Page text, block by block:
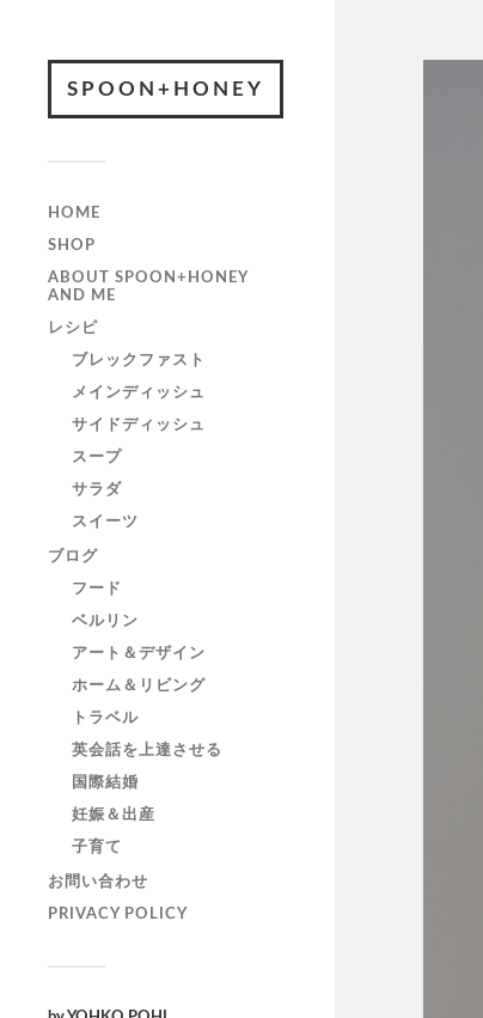
SPOON+HONEY
HOME
SHOP
ABOUT SPOON+HONEY
AND ME
レシピ
ブレックファスト
メインディッシュ
サイドディッシュ
スープ
サラダ
スイーツ
ブログ
フード
ベルリン
アート＆デザイン
ホーム＆リビング
トラベル
英会話を上達させる
国際結婚
妊娠＆出産
子育て
お問い合わせ
PRIVACY POLICY